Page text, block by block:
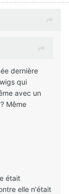
dernière
qui
avec un
Même
était
elle n'était